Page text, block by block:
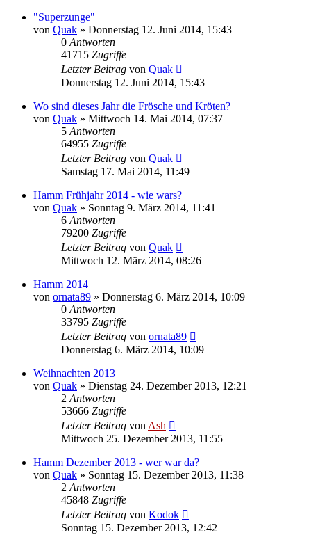
"Superzunge"
von Quak » Donnerstag 12. Juni 2014, 15:43
0 Antworten
41715 Zugriffe
Letzter Beitrag von Quak
Donnerstag 12. Juni 2014, 15:43
Wo sind dieses Jahr die Frösche und Kröten?
von Quak » Mittwoch 14. Mai 2014, 07:37
5 Antworten
64955 Zugriffe
Letzter Beitrag von Quak
Samstag 17. Mai 2014, 11:49
Hamm Frühjahr 2014 - wie wars?
von Quak » Sonntag 9. März 2014, 11:41
6 Antworten
79200 Zugriffe
Letzter Beitrag von Quak
Mittwoch 12. März 2014, 08:26
Hamm 2014
von ornata89 » Donnerstag 6. März 2014, 10:09
0 Antworten
33795 Zugriffe
Letzter Beitrag von ornata89
Donnerstag 6. März 2014, 10:09
Weihnachten 2013
von Quak » Dienstag 24. Dezember 2013, 12:21
2 Antworten
53666 Zugriffe
Letzter Beitrag von Ash
Mittwoch 25. Dezember 2013, 11:55
Hamm Dezember 2013 - wer war da?
von Quak » Sonntag 15. Dezember 2013, 11:38
2 Antworten
45848 Zugriffe
Letzter Beitrag von Kodok
Sonntag 15. Dezember 2013, 12:42